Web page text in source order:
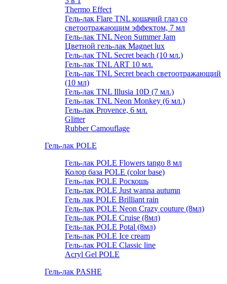
Thermo Effect
Гель-лак Flare TNL кошачий глаз со
светоотражающим эффектом, 7 мл
Гель-лак TNL Neon Summer Jam
Цветной гель-лак Magnet lux
Гель-лак TNL Secret beach (10 мл.)
Гель-лак TNL ART 10 мл.
Гель-лак TNL Secret beach светоотражающий
(10 мл)
Гель-лак TNL Illusia 10D (7 мл.)
Гель-лак TNL Neon Monkey (6 мл.)
Гель-лак Provence, 6 мл.
Glitter
Rubber Camouflage
Гель-лак POLE
Гель-лак POLE Flowers tango 8 мл
Колор база POLE (color base)
Гель-лак POLE Роскошь
Гель-лак POLE Just wanna autumn
Гель лак POLE Brilliant rain
Гель-лак POLE Neon Crazy couture (8мл)
Гель-лак POLE Cruise (8мл)
Гель-лак POLE Potal (8мл)
Гель-лак POLE Ice cream
Гель-лак POLE Classic line
Acryl Gel POLE
Гель-лак PASHE